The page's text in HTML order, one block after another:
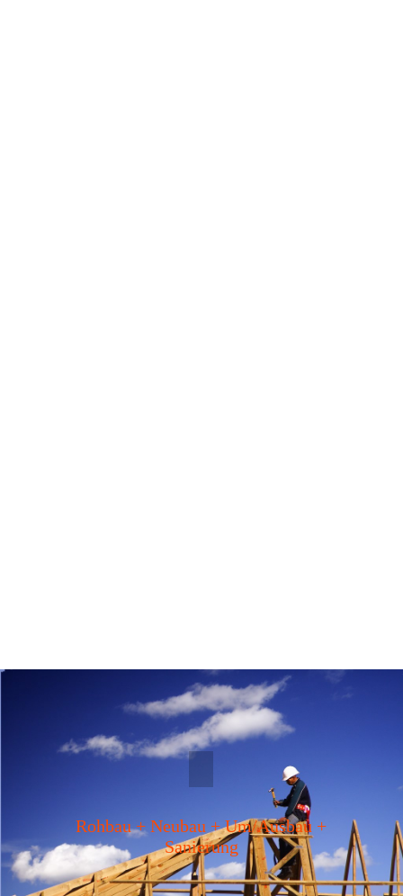
Rohbau + Neubau + Um/Ausbau +
Sanierung